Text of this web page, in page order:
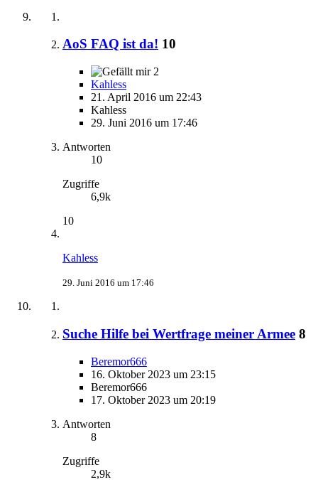
AoS FAQ ist da! 10
2
Kahless
21. April 2016 um 22:43
Kahless
29. Juni 2016 um 17:46
Antworten
10
Zugriffe
6,9k
10
Kahless
29. Juni 2016 um 17:46
Suche Hilfe bei Wertfrage meiner Armee 8
Beremor666
16. Oktober 2023 um 23:15
Beremor666
17. Oktober 2023 um 20:19
Antworten
8
Zugriffe
2,9k